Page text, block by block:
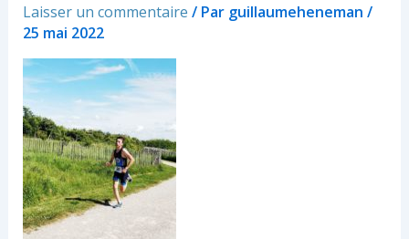
Laisser un commentaire / Par guillaumeheneman /
25 mai 2022